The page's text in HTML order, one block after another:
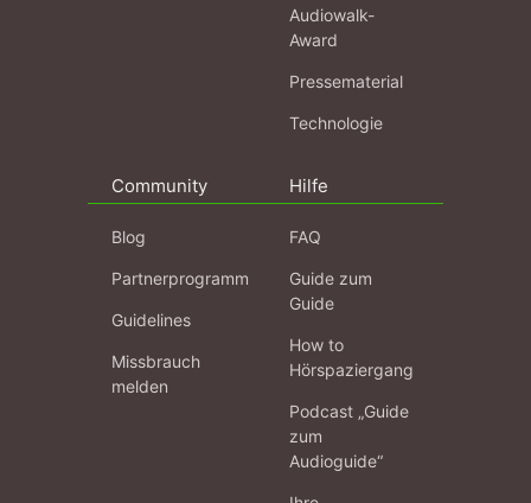
Audiowalk-
Award
Pressematerial
Technologie
Community
Blog
Partnerprogramm
Guidelines
Missbrauch
melden
Hilfe
FAQ
Guide zum
Guide
How to
Hörspaziergang
Podcast „Guide
zum
Audioguide“